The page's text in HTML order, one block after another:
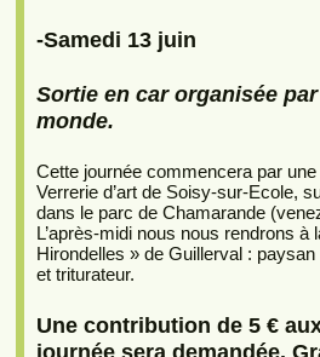
-Samedi 13 juin
Sortie en car organisée
monde.
Cette journée commencera par
Verrerie d’art de Soisy-sur-Ecole,
dans le parc de Chamarande
L’après-midi nous nous rendrons à
Hirondelles » de Guillerval :
et triturateur.
Une contribution de 5 €
journée sera demandée.